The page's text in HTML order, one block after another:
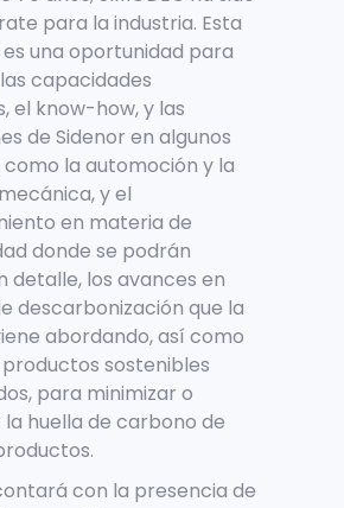
para la industria. Esta
una oportunidad para
capacidades
el know-how, y las
de Sidenor en algunos
la automoción y la
y el
en materia de
donde se podrán
detalle, los avances en
descarbonización que la
abordando, así como
productos sostenibles
para minimizar o
huella de carbono de
con la presencia de